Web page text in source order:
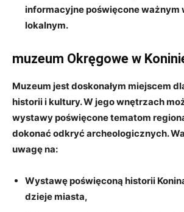
informacyjne poświęcone ważnym
lokalnym.
muzeum Okręgowe w
Muzeum jest doskonałym miejscem
historii ‌i ⁢kultury. ‍W‌ jego ‌wnętrzach
wystawy ⁤poświęcone tematom​
dokonać odkryć archeologicznych.
uwagę na:
Wystawę poświęconą historii
dzieje miasta,